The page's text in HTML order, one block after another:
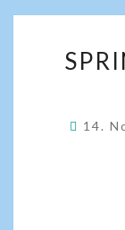
14.